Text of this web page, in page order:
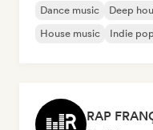
Dance music Deep
House music
Indie pop